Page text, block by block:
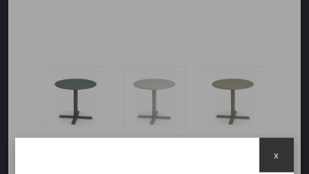
x